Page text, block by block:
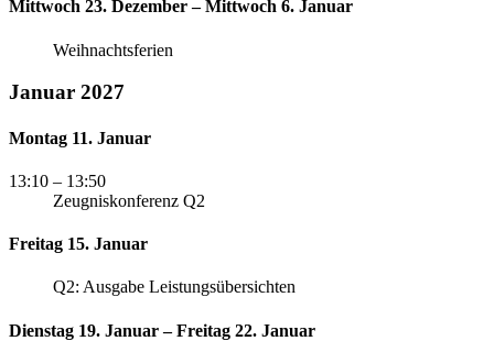
Mittwoch 23. Dezember – Mittwoch 6. Januar
Weihnachtsferien
Januar 2027
Montag 11. Januar
13:10 – 13:50
Zeugniskonferenz Q2
Freitag 15. Januar
Q2: Ausgabe Leistungsübersichten
Dienstag 19. Januar – Freitag 22. Januar